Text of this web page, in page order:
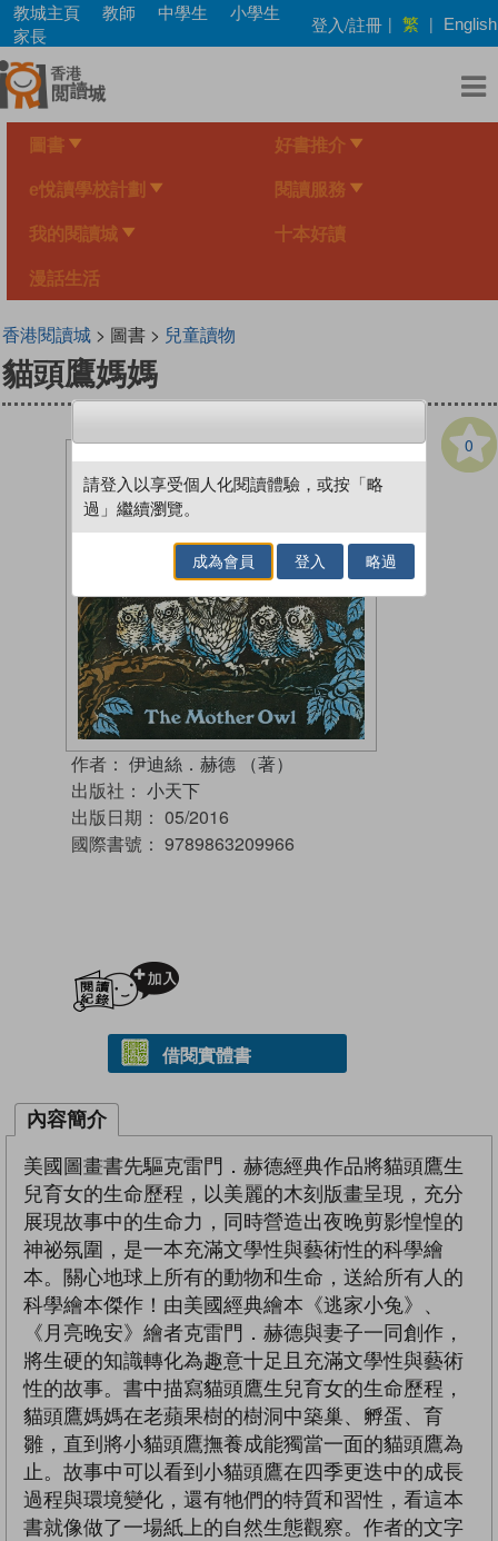
Skip
main
content
教城主頁 教師 中學生
小學生
家長
登入/註冊 | 繁 | English
圖書 好書推介
e悅讀學校計劃 閱讀服務
我的閱讀城 十本好讀
漫話生活
香港閱讀城> 圖書 > 兒童讀物
貓頭鷹媽媽
0
作者： 伊迪絲．赫德 （著）
出版社： 小天下
出版日期： 05/2016
國際書號： 9789863209966
借閱實體書
內容簡介
美國圖畫書先驅克雷門．赫德經典作品將貓頭鷹生
兒育女的生命歷程，以美麗的木刻版畫呈現，充分
展現故事中的生命力，同時營造出夜晚剪影惶惶的
神祕氛圍，是一本充滿文學性與藝術性的科學繪
本。關心地球上所有的動物和生命，送給所有人的
科學繪本傑作！由美國經典繪本《逃家小兔》、
《月亮晚安》繪者克雷門．赫德與妻子一同創作，
將生硬的知識轉化為趣意十足且充滿文學性與藝術
性的故事。書中描寫貓頭鷹生兒育女的生命歷程，
貓頭鷹媽媽在老蘋果樹的樹洞中築巢、孵蛋、育
雛，直到將小貓頭鷹撫養成能獨當一面的貓頭鷹為
止。故事中可以看到小貓頭鷹在四季更迭中的成長
過程與環境變化，還有牠們的特質和習性，看這本
書就像做了一場紙上的自然生態觀察。作者的文字
請登入以享受個人化閱讀體驗，或按「略
過」繼續瀏覽。
成為會員 登入 略過